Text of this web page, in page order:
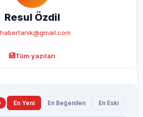
Resul Özdil
habertanik@gmail.com
Tüm yazıları
En Yeni En Beğenilen En Eski